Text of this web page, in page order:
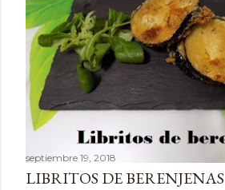
septiembre 19, 2018
LIBRITOS DE BERENJENAS